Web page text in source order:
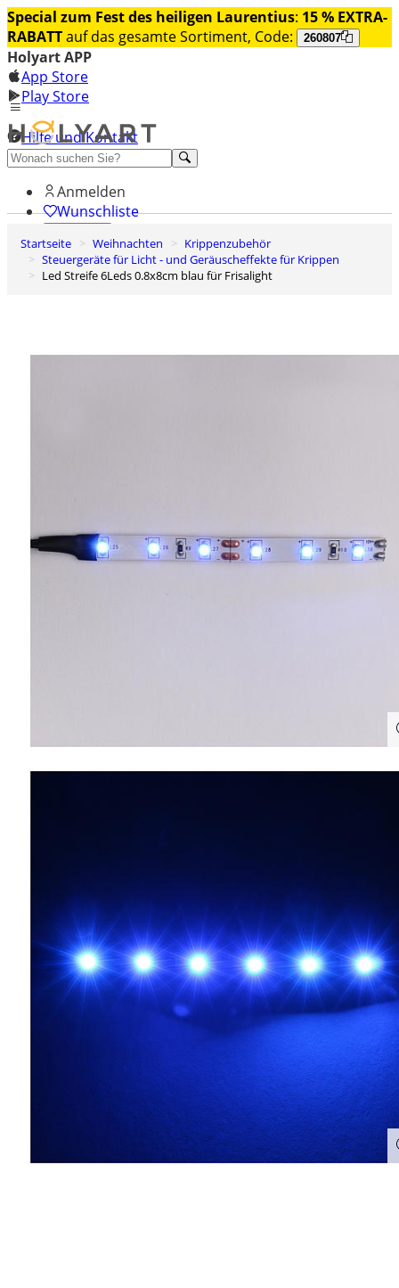
Special zum Fest des heiligen Laurentius: 15 % EXTRA-
RABATTauf das gesamte Sortiment, Code: 260807
Holyart APP
App Store
Play Store
Hilfe und Kontakt
Entdecken Sie Premium
Anmelden
Wunschliste
0
Warenkorb
Startseite Weihnachten
Krippenzubehör
Steuergeräte für Licht - und Geräuscheffekte für Krippen
Led Streife 6Leds 0.8x8cm blau für Frisalight